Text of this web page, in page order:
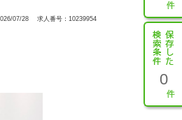
0
07/28 求人番号：10239954